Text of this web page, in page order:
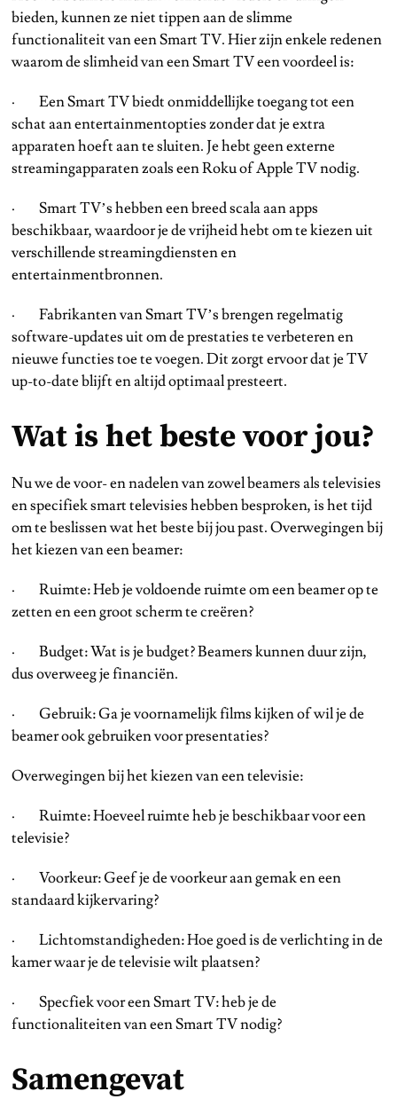
bieden, kunnen ze niet tippen aan de slimme
functionaliteit van een Smart TV. Hier zijn enkele redenen
waarom de slimheid van een Smart TV een voordeel is:
· Een Smart TV biedt onmiddellijke toegang tot een
schat aan entertainmentopties zonder dat je extra
apparaten hoeft aan te sluiten. Je hebt geen externe
streamingapparaten zoals een Roku of Apple TV nodig.
· Smart TV’s hebben een breed scala aan apps
beschikbaar, waardoor je de vrijheid hebt om te kiezen uit
verschillende streamingdiensten en
entertainmentbronnen.
· Fabrikanten van Smart TV’s brengen regelmatig
software-updates uit om de prestaties te verbeteren en
nieuwe functies toe te voegen. Dit zorgt ervoor dat je TV
up-to-date blijft en altijd optimaal presteert.
Wat is het beste voor jou?
Nu we de voor- en nadelen van zowel beamers als televisies
en specifiek smart televisies hebben besproken, is het tijd
om te beslissen wat het beste bij jou past. Overwegingen bij
het kiezen van een beamer:
· Ruimte: Heb je voldoende ruimte om een beamer op te
zetten en een groot scherm te creëren?
· Budget: Wat is je budget? Beamers kunnen duur zijn,
dus overweeg je financiën.
· Gebruik: Ga je voornamelijk films kijken of wil je de
beamer ook gebruiken voor presentaties?
Overwegingen bij het kiezen van een televisie:
· Ruimte: Hoeveel ruimte heb je beschikbaar voor een
televisie?
· Voorkeur: Geef je de voorkeur aan gemak en een
standaard kijkervaring?
· Lichtomstandigheden: Hoe goed is de verlichting in de
kamer waar je de televisie wilt plaatsen?
· Specfiek voor een Smart TV: heb je de
functionaliteiten van een Smart TV nodig?
Samengevat